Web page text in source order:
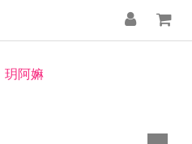
玥阿嫲